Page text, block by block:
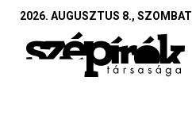
2026. AUGUSZTUS 8., SZOMBAT